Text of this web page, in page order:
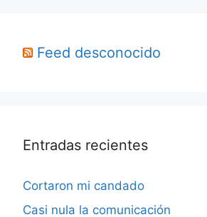
Feed desconocido
Entradas recientes
Cortaron mi candado
Casi nula la comunicación